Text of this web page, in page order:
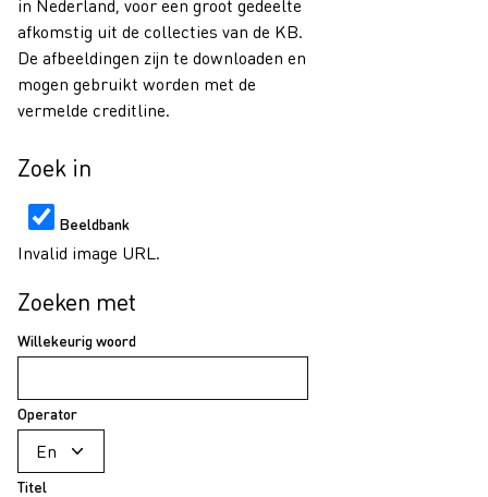
in Nederland, voor een groot gedeelte
afkomstig uit de collecties van de KB.
De afbeeldingen zijn te downloaden en
mogen gebruikt worden met de
vermelde creditline.
Zoek in
Beeldbank
Invalid image URL.
Zoeken met
Willekeurig woord
Operator
Titel